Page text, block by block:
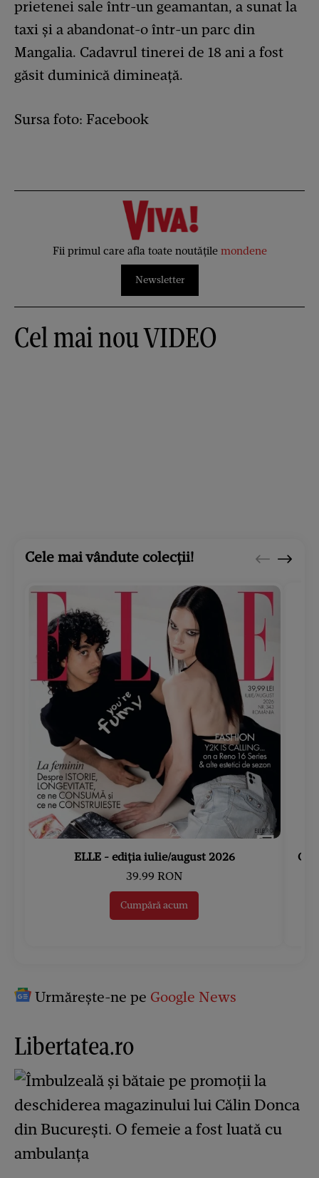
prietenei sale într-un geamantan, a sunat la
taxi și a abandonat-o într-un parc din
Mangalia. Cadavrul tinerei de 18 ani a fost
găsit duminică dimineață.
Sursa foto: Facebook
Fii primul care afla toate noutățile mondene
Newsletter
Cel mai nou VIDEO
Cele mai vândute colecții!
ELLE - ediția iulie/august 2026
39.99 RON
Cumpără acum
Urmărește-ne pe Google News
Libertatea.ro